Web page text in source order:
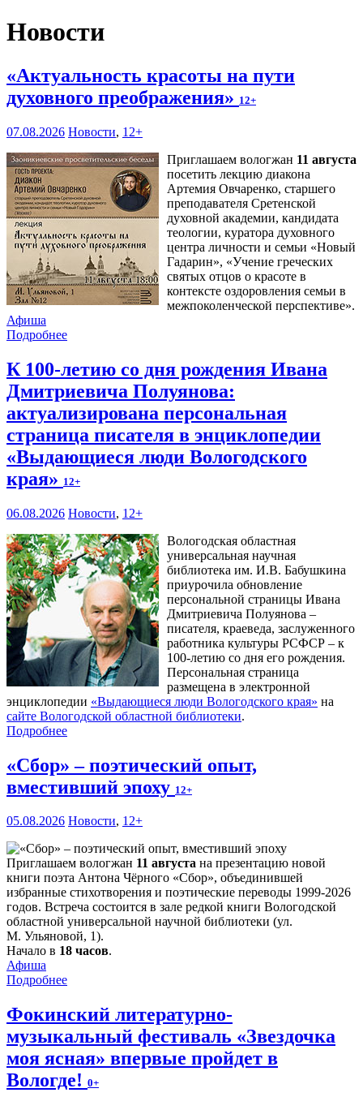
Новости
«Актуальность красоты на пути
духовного преображения» 12+
07.08.2026 Новости, 12+
Приглашаем вологжан 11 августа
посетить лекцию диакона
Артемия Овчаренко, старшего
преподавателя Сретенской
духовной академии, кандидата
теологии, куратора духовного
центра личности и семьи «Новый
Гадарин», «Учение греческих
святых отцов о красоте в
контексте оздоровления семьи в
межпоколенческой перспективе».
Афиша
Подробнее
К 100-летию со дня рождения Ивана
Дмитриевича Полуянова:
актуализирована персональная
страница писателя в энциклопедии
«Выдающиеся люди Вологодского
края» 12+
06.08.2026 Новости, 12+
Вологодская областная
универсальная научная
библиотека им. И.В. Бабушкина
приурочила обновление
персональной страницы Ивана
Дмитриевича Полуянова –
писателя, краеведа, заслуженного
работника культуры РСФСР – к
100‑летию со дня его рождения.
Персональная страница
размещена в электронной
энциклопедии «Выдающиеся люди Вологодского края» на
сайте Вологодской областной библиотеки.
Подробнее
«Сбор» – поэтический опыт,
вместивший эпоху 12+
05.08.2026 Новости, 12+
Приглашаем вологжан 11 августа на презентацию новой
книги поэта Антона Чёрного «Сбор», объединившей
избранные стихотворения и поэтические переводы 1999-2026
годов. Встреча состоится в зале редкой книги Вологодской
областной универсальной научной библиотеки (ул.
М. Ульяновой, 1).
Начало в 18 часов.
Афиша
Подробнее
Фокинский литературно-
музыкальный фестиваль «Звездочка
моя ясная» впервые пройдет в
Вологде! 0+